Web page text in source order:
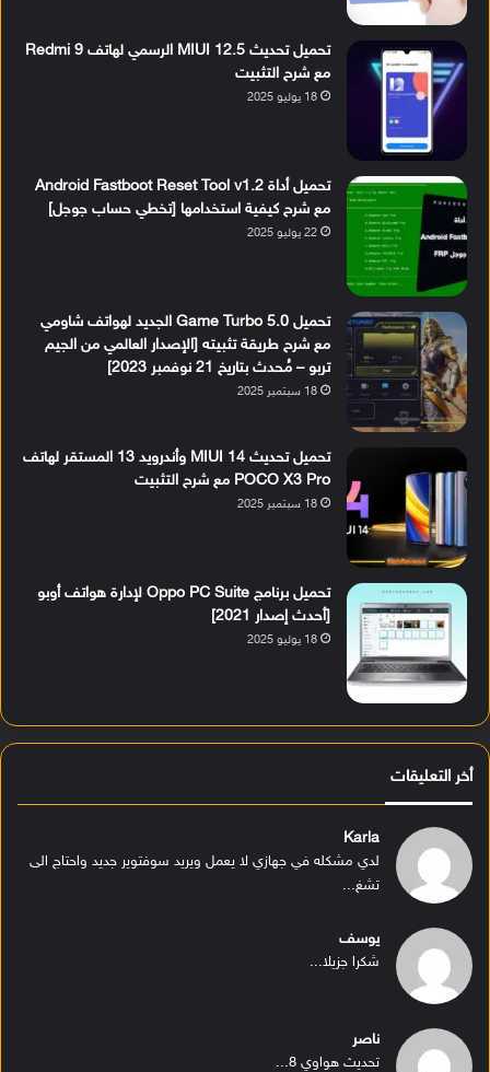
تحميل تحديث MIUI 12.5 الرسمي لهاتف Redmi 9
مع شرح التثبيت
18 يوليو 2025
تحميل أداة Android Fastboot Reset Tool v1.2
مع شرح كيفية استخدامها [تخطي حساب جوجل]
22 يوليو 2025
تحميل Game Turbo 5.0 الجديد لهواتف شاومي
مع شرح طريقة تثبيته [الإصدار العالمي من الجيم
تربو – مُحدث بتاريخ 21 نوفمبر 2023]
18 سبتمبر 2025
تحميل تحديث MIUI 14 وأندرويد 13 المستقر لهاتف
POCO X3 Pro مع شرح التثبيت
18 سبتمبر 2025
تحميل برنامج Oppo PC Suite لإدارة هواتف أوبو
[أحدث إصدار 2021]
18 يوليو 2025
أخر التعليقات
Karla
لدي مشكله في جهازي لا يعمل ويريد سوفتوير جديد واحتاج الى
تشغ...
يوسف
شكرا جزيلا...
ناصر
تحديث هواوي 8...